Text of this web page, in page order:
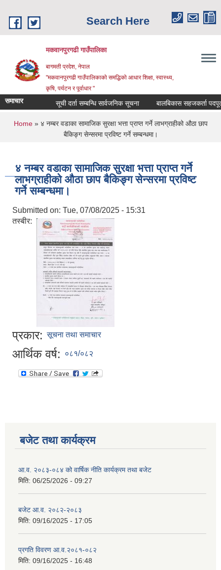
Search Here
मकवानपुरगढी गाउँपालिका
बागमती प्रदेश, नेपाल
"मकवानपुरगढी गाउँपालिकाको समद्धिको आधार शिक्षा, स्‍वास्‍थ्‍य,
कृषि, पर्यटन र पूर्वाधार "
समाचार सूची दर्ता सम्बन्धि सार्वजनिक सूचना बालबिकास सहजकर्ता पदपूर्तीका
You are here
Home» ४ नम्बर वडाका सामाजिक सुरक्षा भत्ता प्राप्‍त गर्ने लाभग्राहीको ‍औठा छाप
बैकिङ्ग सेन्सरमा प्रविष्‍ट गर्ने सम्बन्धमा।
४ नम्बर वडाका सामाजिक सुरक्षा भत्ता प्राप्‍त गर्ने
लाभग्राहीको ‍औठा छाप बैकिङ्ग सेन्सरमा प्रविष्‍ट
गर्ने सम्बन्धमा।
Submitted on: Tue, 07/08/2025 - 15:31
तस्बीर:
प्रकार: सूचना तथा समाचार
आर्थिक वर्ष: ०८१/०८२
बजेट तथा कार्यक्रम
आ.व. २०८३-०८४ को वार्षिक नीति कार्यक्रम तथा बजेट
मिति: 06/25/2026 - 09:27
बजेट आ.व. २०८२-२०८३
मिति: 09/16/2025 - 17:05
प्रगति विवरण आ.व.२०८१-०८२
मिति: 09/16/2025 - 16:48